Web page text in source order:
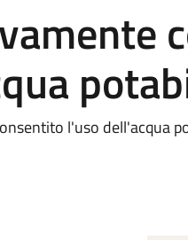
l'uso dell'acqua